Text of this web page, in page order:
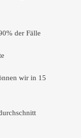
der Fälle
wir in 15